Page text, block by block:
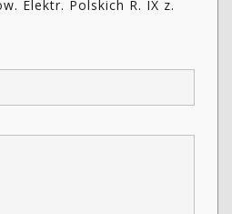
Elektr. Polskich R. IX z.